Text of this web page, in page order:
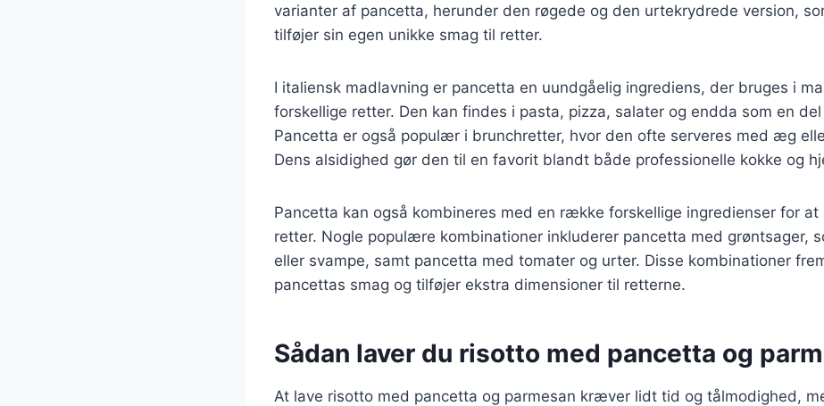
varianter af pancetta, herunder den røgede og den urtekrydrede version,
tilføjer sin egen unikke smag til retter.
I italiensk madlavning er pancetta en uundgåelig ingrediens, der bruges i
forskellige retter. Den kan findes i pasta, pizza, salater og endda som en
Pancetta er også populær i brunchretter, hvor den ofte serveres med æg
Dens alsidighed gør den til en favorit blandt både professionelle kokke og
Pancetta kan også kombineres med en række forskellige ingredienser for
retter. Nogle populære kombinationer inkluderer pancetta med grøntsager,
eller svampe, samt pancetta med tomater og urter. Disse kombinationer
pancettas smag og tilføjer ekstra dimensioner til retterne.
Sådan laver du risotto med pancetta og
At lave risotto med pancetta og parmesan kræver lidt tid og tålmodighed,